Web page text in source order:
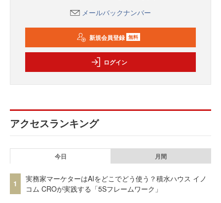
メールバックナンバー
新規会員登録 無料
ログイン
アクセスランキング
今日 月間
1
実務家マーケターはAIをどこでどう使う？積水ハウス イノ
コム CROが実践する「5Sフレームワーク」